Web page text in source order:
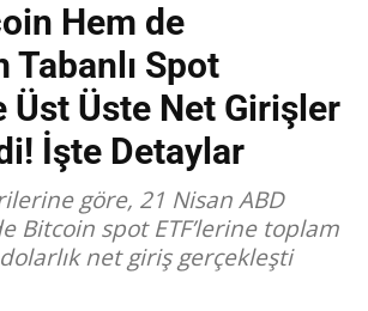
Hem de
Tabanlı Spot
Üst Üste Net Girişler
İşte Detaylar
göre, 21 Nisan ABD
Bitcoin spot ETF’lerine toplam
net giriş gerçekleşti